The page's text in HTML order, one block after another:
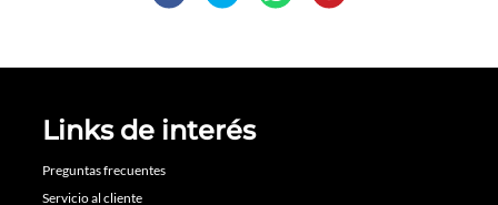
Links de interés
Preguntas frecuentes
Servicio al cliente